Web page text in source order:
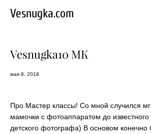
Vesnugka.com
Vesnugka10 МК
мая 8, 2018
Про Мастер классы! Со мной случился
мамочки с фотоаппаратом до известного
детского фотографа) В основом конечно